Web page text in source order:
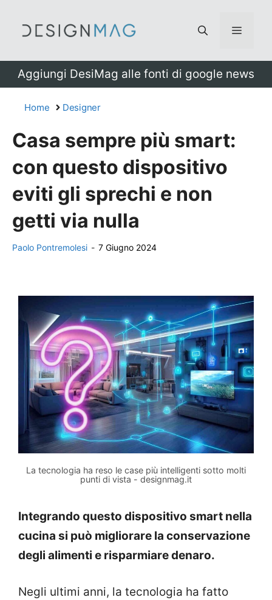
Menu
Aggiungi DesiMag alle fonti di google news
Home Designer
Casa sempre più smart:
con questo dispositivo
eviti gli sprechi e non
getti via nulla
Paolo Pontremolesi - 7 Giugno 2024
La tecnologia ha reso le case più intelligenti sotto molti
punti di vista - designmag.it
Integrando questo dispositivo smart nella
cucina si può migliorare la conservazione
degli alimenti e risparmiare denaro.
Negli ultimi anni, la tecnologia ha fatto